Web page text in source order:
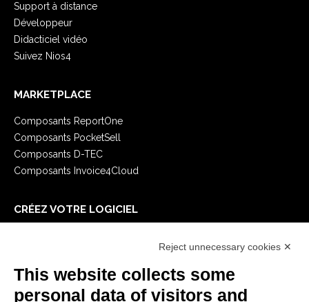
Support à distance
Développeur
Didacticiel vidéo
Suivez Nios4
MARKETPLACE
Composants ReportOne
Composants PocketSell
Composants D-TEC
Composants Invoice4Cloud
CRÉEZ VOTRE LOGICIEL
E-Book
Reject unnecessary cookies ✕
This website collects some
personal data of visitors and